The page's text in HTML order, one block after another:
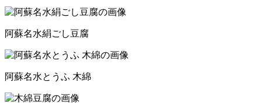
阿蘇名水絹ごし豆腐
阿蘇名水とうふ 木綿